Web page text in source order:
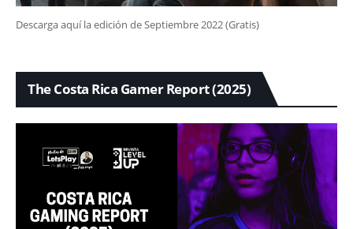
Descarga aquí la edición de Septiembre 2022 (Gratis)
The Costa Rica Gamer Report (2025)